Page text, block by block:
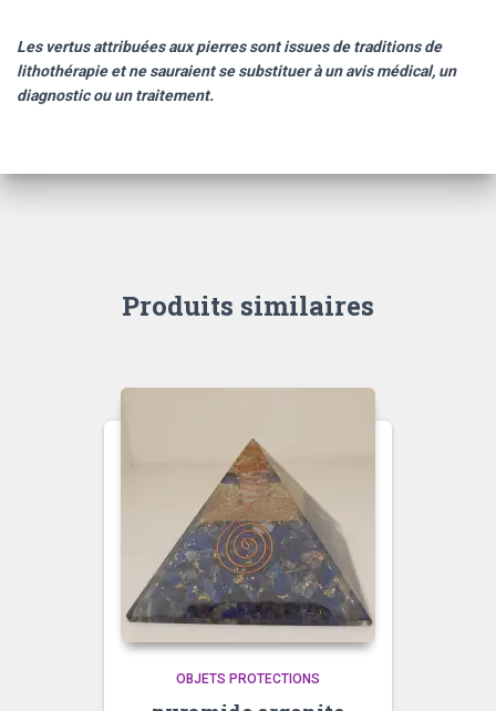
Les vertus attribuées aux pierres sont issues de traditions de
lithothérapie et ne sauraient se substituer à un avis médical, un
diagnostic ou un traitement.
Produits similaires
OBJETS PROTECTIONS